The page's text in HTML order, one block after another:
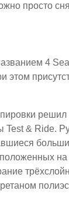
просто
4
& Ride.
на